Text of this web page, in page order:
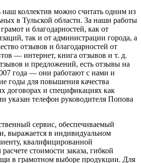
коллектив можно считать одним из
в Тульской области. За наши работы
и благодарностей, как от
так и от администрации города, а
отзывов и благодарностей от
— интернет, книга отзывов и т. д.
и предложений, есть отзывы на
года — они работают с нами и
годы для повышения качества
договорах и спецификациях как
указан телефон руководителя Попова
сервис, обеспечиваемый
выражается в индивидуальном
квалифицированной
стоимости заказа, гибкой
в грамотном выборе продукции. Для